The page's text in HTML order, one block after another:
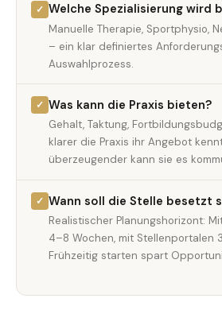
✓ Welche Spezialisierung wird
Manuelle Therapie, Sportphysio,
– ein klar definiertes
Auswahlprozess.
✓ Was kann die Praxis bieten?
Gehalt, Taktung,
klarer die Praxis ihr Angebot
überzeugender kann sie es
✓ Wann soll die Stelle besetzt
Realistischer Planungshorizont:
4–8 Wochen, mit Stellenportalen
Frühzeitig starten spart